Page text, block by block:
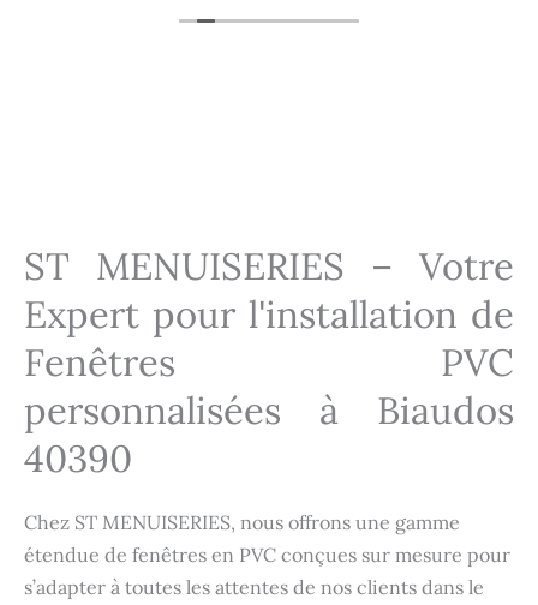
ST MENUISERIES – Votre
Expert pour l'installation de
Fenêtres PVC
personnalisées à Biaudos
40390
Chez ST MENUISERIES, nous offrons une gamme
étendue de fenêtres en PVC conçues sur mesure pour
s’adapter à toutes les attentes de nos clients dans le